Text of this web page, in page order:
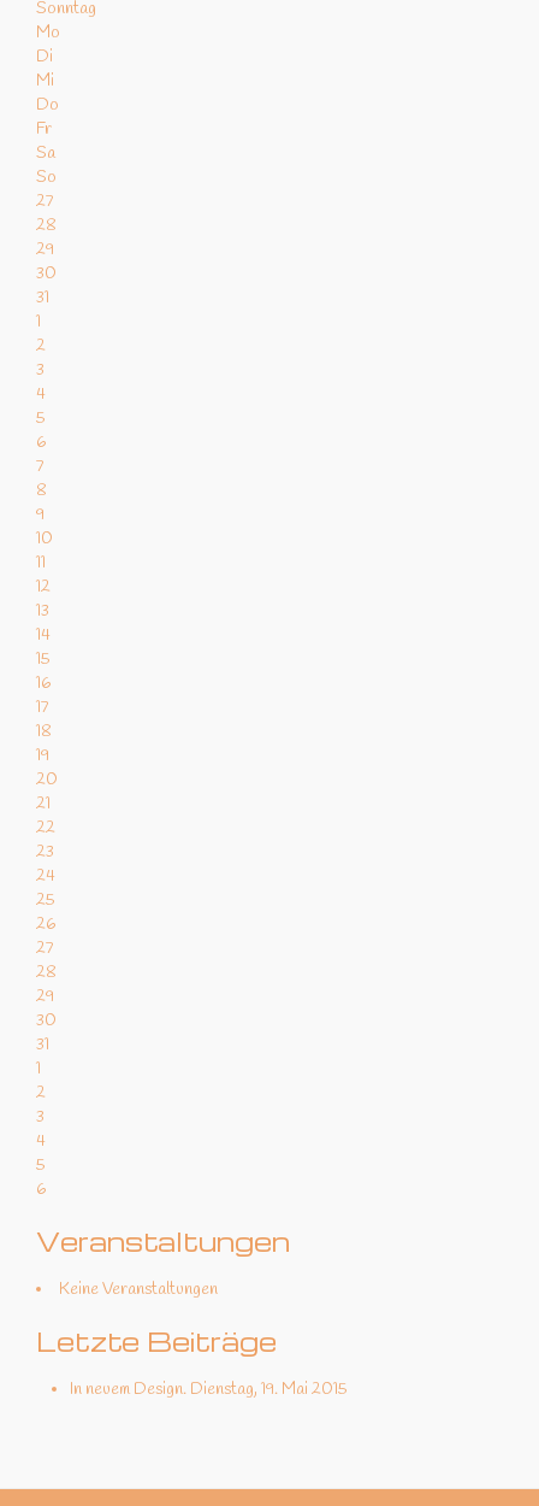
Sonntag
Mo
Di
Mi
Do
Fr
Sa
So
27
28
29
30
31
1
2
3
4
5
6
7
8
9
10
11
12
13
14
15
16
17
18
19
20
21
22
23
24
25
26
27
28
29
30
31
1
2
3
4
5
6
Veranstaltungen
Keine Veranstaltungen
Letzte Beiträge
In neuem Design. Dienstag, 19. Mai 2015